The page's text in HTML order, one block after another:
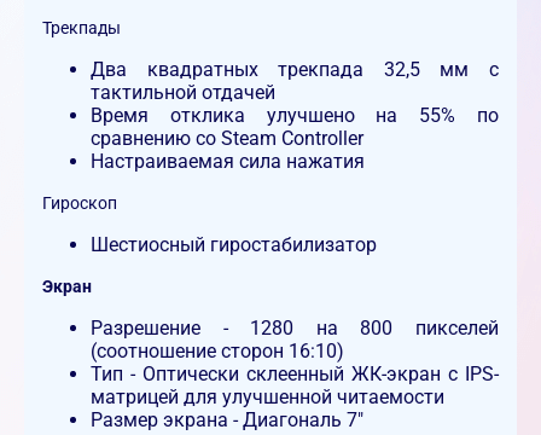
Трекпады
Два квадратных трекпада 32,5 мм с
тактильной отдачей
Время отклика улучшено на 55% по
сравнению со Steam Controller
Настраиваемая сила нажатия
Гироскоп
Шестиосный гиростабилизатор
Экран
Разрешение - 1280 на 800 пикселей
(соотношение сторон 16:10)
Тип - Оптически склеенный ЖК-экран с IPS-
матрицей для улучшенной читаемости
Размер экрана - Диагональ 7"